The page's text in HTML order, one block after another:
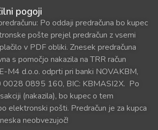
pogoji
Po oddaji predračuna bo kupec
pošte prejel predračun z vsemi
v PDF obliki. Znesek predračuna
s pomočjo nakazila na TRR račun
M4 d.o.o. odprti pri banki NOVAKBM,
0895 160, BIC: KBMASI2X. Po
(nakazila), bo kupec o tem
elektronski pošti. Predračun je za kupca
neobvezujoč!